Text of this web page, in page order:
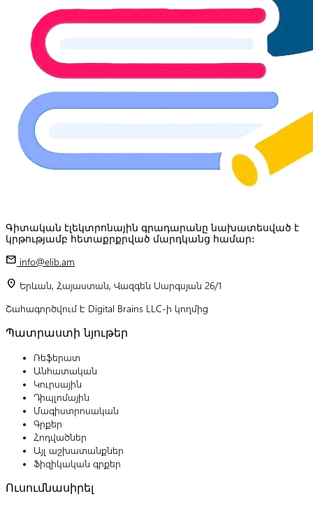
Գիտական էլեկտրոնային գրադարանը նախատեսված է
կրթությամբ հետաքրքրված մարդկանց համար:
mail info@elib.am
location_on Երևան, Հայաստան, Վազգեն Սարգսյան 26/1
Շահագործվում է Digital Brains LLC-ի կողմից
Պատրաստի նյութեր
Ռեֆերատ
Անհատական
Կուրսային
Դիպլոմային
Մագիստրոսական
Գրքեր
Հոդվածներ
Այլ աշխատանքներ
Ֆիզիկական գրքեր
Ուսումնասիրել